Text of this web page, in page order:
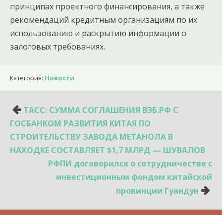
принципах проектного финансирования, а также
рекомендаций кредитным организациям по их
использованию и раскрытию информации о
залоговых требованиях.
Категория: Новости
Навигация
по
записям
ТАСС: СУММА СОГЛАШЕНИЯ ВЭБ.РФ С
ГОСБАНКОМ РАЗВИТИЯ КИТАЯ ПО
СТРОИТЕЛЬСТВУ ЗАВОДА МЕТАНОЛА В
НАХОДКЕ СОСТАВЛЯЕТ $1,7 МЛРД — ШУВАЛОВ
РФПИ договорился о сотрудничестве с
инвестиционным фондом китайской
провинции Гуандун